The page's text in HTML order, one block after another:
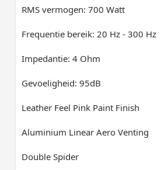
RMS vermogen: 700 Watt
Frequentie bereik: 20 Hz - 300 Hz
Impedantie: 4 Ohm
Gevoeligheid: 95dB
Leather Feel Pink Paint Finish
Aluminium Linear Aero Venting
Double Spider